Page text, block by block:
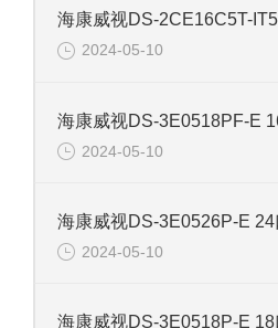
2024-05-10
2024-05-10
2024-05-10